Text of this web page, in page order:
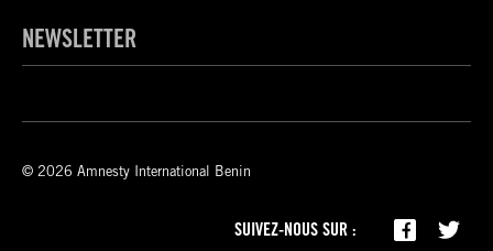
NEWSLETTER
© 2026 Amnesty International Benin
SUIVEZ-NOUS SUR :